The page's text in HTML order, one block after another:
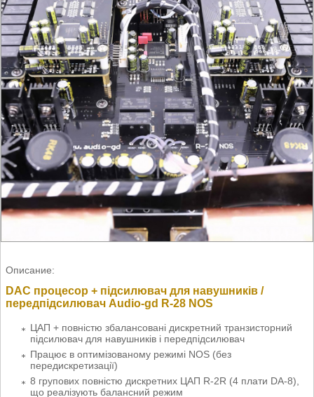
Описание:
DAC процесор + підсилювач для навушників /
передпідсилювач Audio-gd R-28 NOS
ЦАП + повністю збалансовані дискретний транзисторний
підсилювач для навушників і передпідсилювач
Працює в оптимізованому режимі NOS (без
передискретизації)
8 групових повністю дискретних ЦАП R-2R (4 плати DA-8),
що реалізують балансний режим